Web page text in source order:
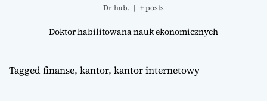
Dr hab. | + posts
Doktor habilitowana nauk ekonomicznych
Taggedfinanse, kantor, kantor internetowy